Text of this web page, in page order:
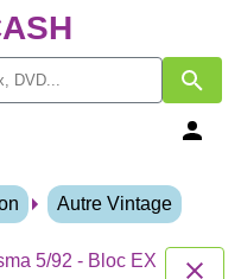
Autre Vintage
5/92 - Bloc EX